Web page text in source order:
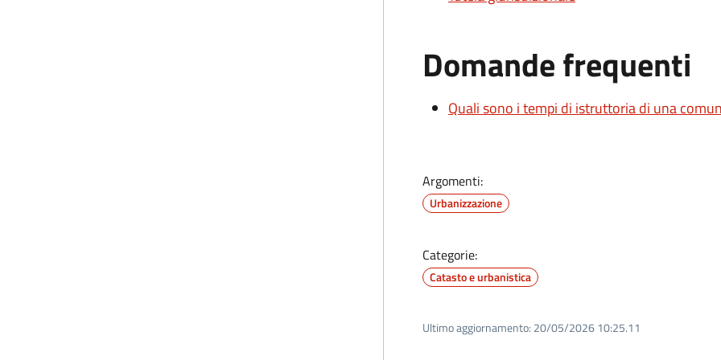
Domande frequenti
Quali sono i tempi di istruttoria di una
Argomenti:
Urbanizzazione
Categorie:
Catasto e urbanistica
Ultimo aggiornamento: 20/05/2026 10:25.11